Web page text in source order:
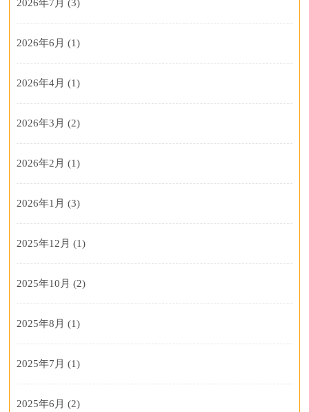
2026年7月 (3)
2026年6月 (1)
2026年4月 (1)
2026年3月 (2)
2026年2月 (1)
2026年1月 (3)
2025年12月 (1)
2025年10月 (2)
2025年8月 (1)
2025年7月 (1)
2025年6月 (2)